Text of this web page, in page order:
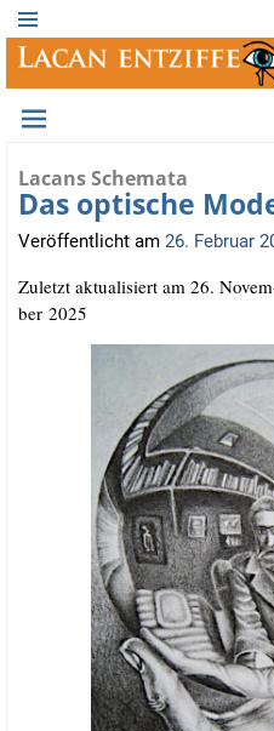
Lacans Schemata
Das optische
Veröffentlicht am 26. Februar
Zuletzt aktua­li­siert am 26.
ber 2025